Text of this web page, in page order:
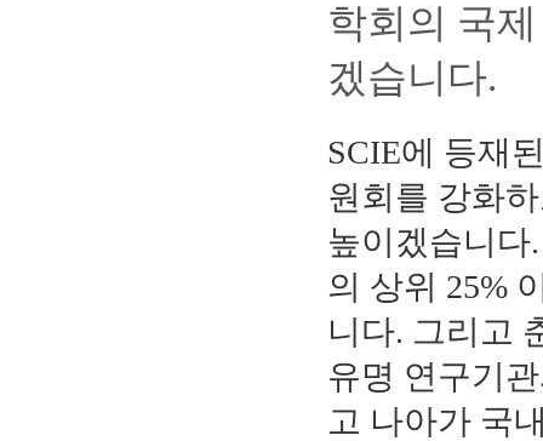
학회의 국
겠습니다.
SCIE에 등재
원회를 강화
높이겠습니다
의 상위 25%
니다. 그리고
유명 연구기
고 나아가 국